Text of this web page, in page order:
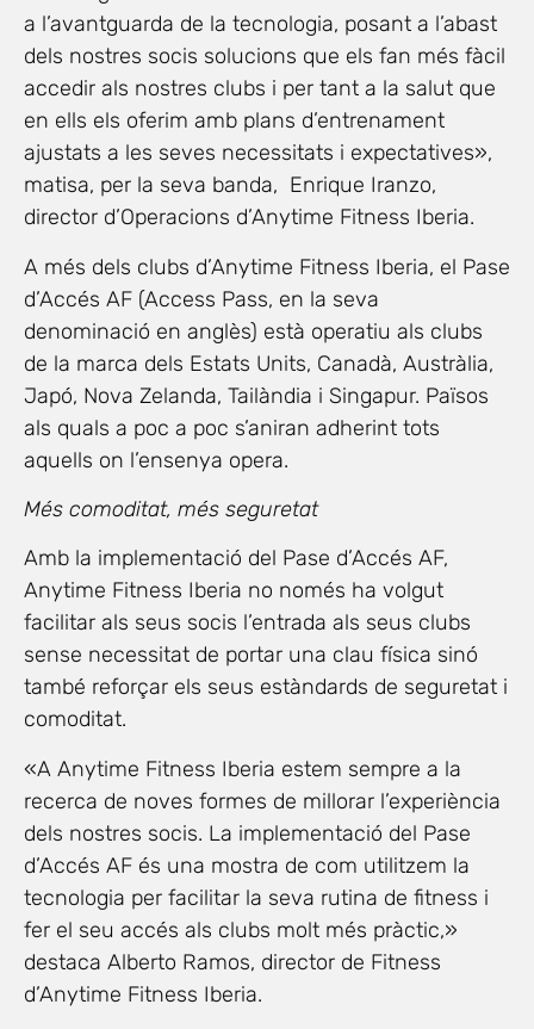
a l’avantguarda de la tecnologia, posant a l’abast
dels nostres socis solucions que els fan més fàcil
accedir als nostres clubs i per tant a la salut que
en ells els oferim amb plans d’entrenament
ajustats a les seves necessitats i expectatives»,
matisa, per la seva banda, Enrique Iranzo,
director d’Operacions d’Anytime Fitness Iberia.
A més dels clubs d’Anytime Fitness Iberia, el Pase
d’Accés AF (Access Pass, en la seva
denominació en anglès) està operatiu als clubs
de la marca dels Estats Units, Canadà, Austràlia,
Japó, Nova Zelanda, Tailàndia i Singapur. Països
als quals a poc a poc s’aniran adherint tots
aquells on l’ensenya opera.
Més comoditat, més seguretat
Amb la implementació del Pase d’Accés AF,
Anytime Fitness Iberia no només ha volgut
facilitar als seus socis l’entrada als seus clubs
sense necessitat de portar una clau física sinó
també reforçar els seus estàndards de seguretat i
comoditat.
«A Anytime Fitness Iberia estem sempre a la
recerca de noves formes de millorar l’experiència
dels nostres socis. La implementació del Pase
d’Accés AF és una mostra de com utilitzem la
tecnologia per facilitar la seva rutina de fitness i
fer el seu accés als clubs molt més pràctic,»
destaca Alberto Ramos, director de Fitness
d’Anytime Fitness Iberia.